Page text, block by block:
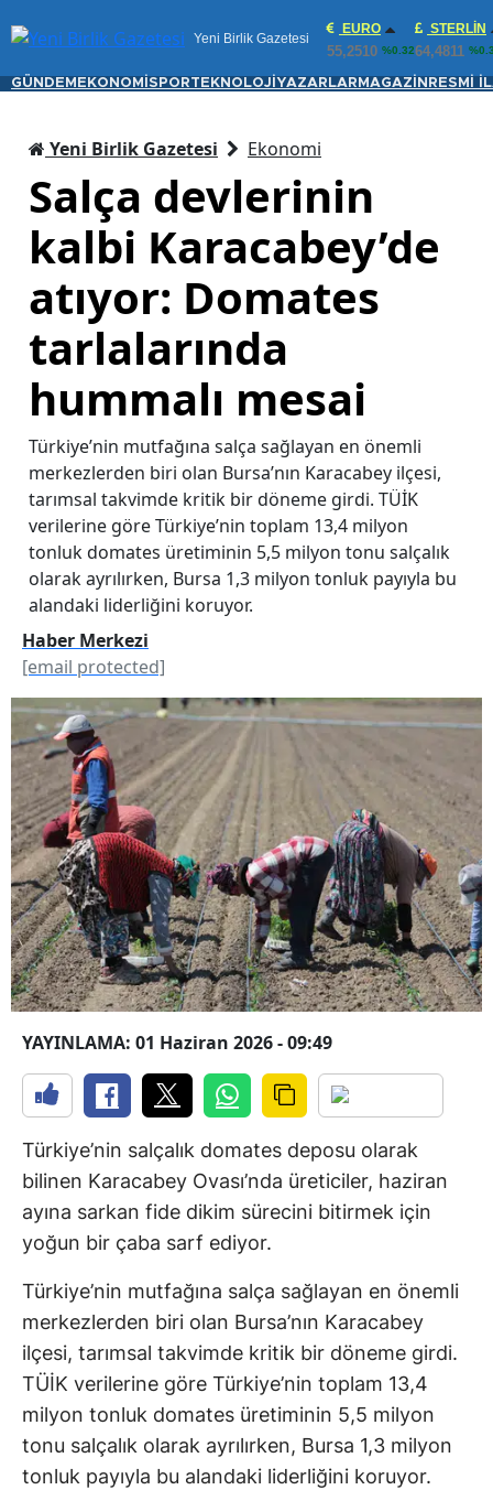
Yeni Birlik Gazetesi
EURO
55,2510 %0.32
STERLIN
64,4811
GÜNDEM EKONOMİ SPORTEKNOLOJİ YAZARLAR MAGAZİN RESMİ
Yeni Birlik Gazetesi Ekonomi
Salça devlerinin
kalbi Karacabey’de
atıyor: Domates
tarlalarında
hummalı mesai
Türkiye’nin mutfağına salça sağlayan en önemli
merkezlerden biri olan Bursa’nın Karacabey ilçesi,
tarımsal takvimde kritik bir döneme girdi. TÜİK
verilerine göre Türkiye’nin toplam 13,4 milyon
tonluk domates üretiminin 5,5 milyon tonu salçalık
olarak ayrılırken, Bursa 1,3 milyon tonluk payıyla bu
alandaki liderliğini koruyor.
Haber Merkezi
[email protected]
YAYINLAMA: 01 Haziran 2026 - 09:49
Türkiye’nin salçalık domates deposu olarak
bilinen Karacabey Ovası’nda üreticiler, haziran
ayına sarkan fide dikim sürecini bitirmek için
yoğun bir çaba sarf ediyor.
Türkiye’nin mutfağına salça sağlayan en önemli
merkezlerden biri olan Bursa’nın Karacabey
ilçesi, tarımsal takvimde kritik bir döneme girdi.
TÜİK verilerine göre Türkiye’nin toplam 13,4
milyon tonluk domates üretiminin 5,5 milyon
tonu salçalık olarak ayrılırken, Bursa 1,3 milyon
tonluk payıyla bu alandaki liderliğini koruyor.